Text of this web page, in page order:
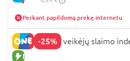
Perkant papildomą prekę internetu
-25%
NAUJA PREKĖ
HELLO KITTY veikėjų slaimo